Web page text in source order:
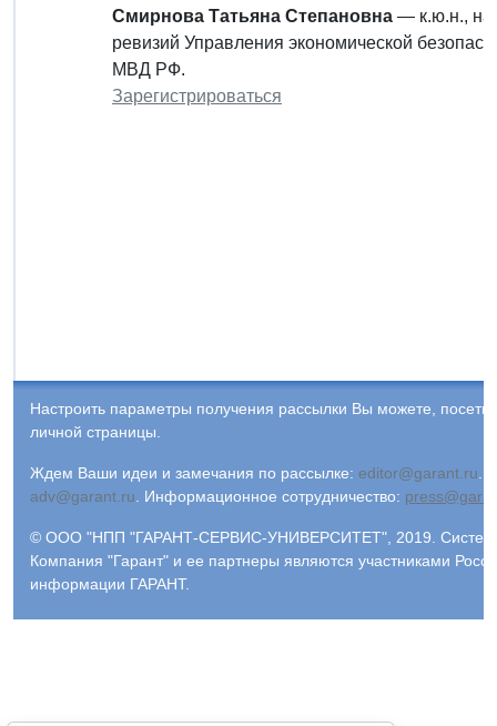
Смирнова Татьяна Степановна — к.ю.н.,
ревизий Управления экономической
МВД РФ.
Зарегистрироваться
Настроить параметры получения рассылки Вы можете,
личной страницы.
Ждем Ваши идеи и замечания по рассылке: editor@garant.ru
adv@garant.ru
Информационное сотрудничество:
© ООО "НПП "ГАРАНТ-СЕРВИС-УНИВЕРСИТЕТ", 2019. Система
Компания "Гарант" и ее партнеры являются участниками
информации ГАРАНТ.